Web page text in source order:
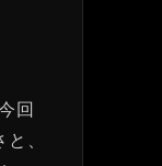
回
、